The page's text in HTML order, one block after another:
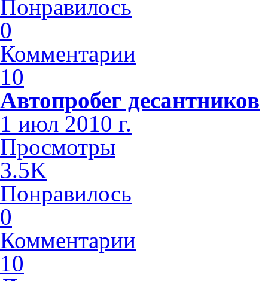
Понравилось
0
Комментарии
10
Автопробег десантников
1 июл 2010 г.
Просмотры
3.5K
Понравилось
0
Комментарии
10